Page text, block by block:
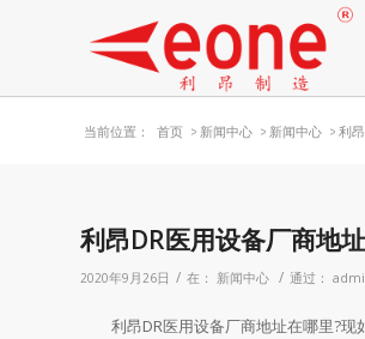
当前位置： 首页 > 新闻中心 > 新闻中心 > 利
利昂DR医用设备厂商地
2020年9月26日 / 在： 新闻中心 / 通过：
利昂DR医用设备厂商地址在哪里?现